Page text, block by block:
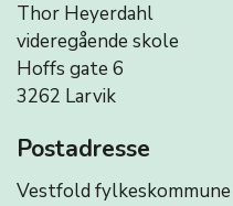
Thor Heyerdahl
videregående skole
Hoffs gate 6
3262 Larvik
Postadresse
Vestfold fylkeskommune